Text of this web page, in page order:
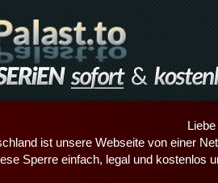
ist unsere Webseite von einer
Sperre einfach, legal und kostenlos